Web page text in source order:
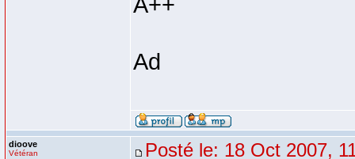
Ad
dioove
Vétéran Posté le: 18 Oct 2007,